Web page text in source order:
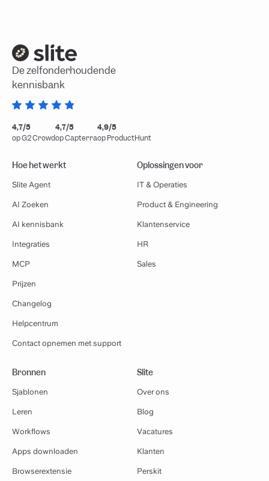
De zelfonderhoudende
kennisbank
4,7/5
op G2 Crowd
4,7/5
op Capterra
4,9/5
op ProductHunt
Hoe het werkt
Slite Agent
AI Zoeken
AI kennisbank
Integraties
MCP
Prijzen
Changelog
Helpcentrum
Contact opnemen met support
Oplossingen voor
IT & Operaties
Product & Engineering
Klantenservice
HR
Sales
Bronnen
Sjablonen
Leren
Workflows
Apps downloaden
Browserextensie
Slite
Over ons
Blog
Vacatures
Klanten
Perskit